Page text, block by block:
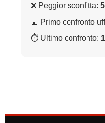
❌ Peggior sconfitta:
📅 Primo confronto
⏱ Ultimo confronto: